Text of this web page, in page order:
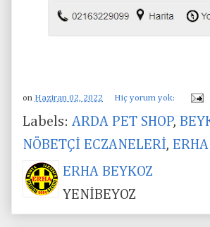
on Haziran 02, 2022 Hiç yorum yok:
Labels: ARDA PET SHOP,
NÖBETÇİ ECZANELERİ,
ERHA BEYKOZ
YENİBEYOZ